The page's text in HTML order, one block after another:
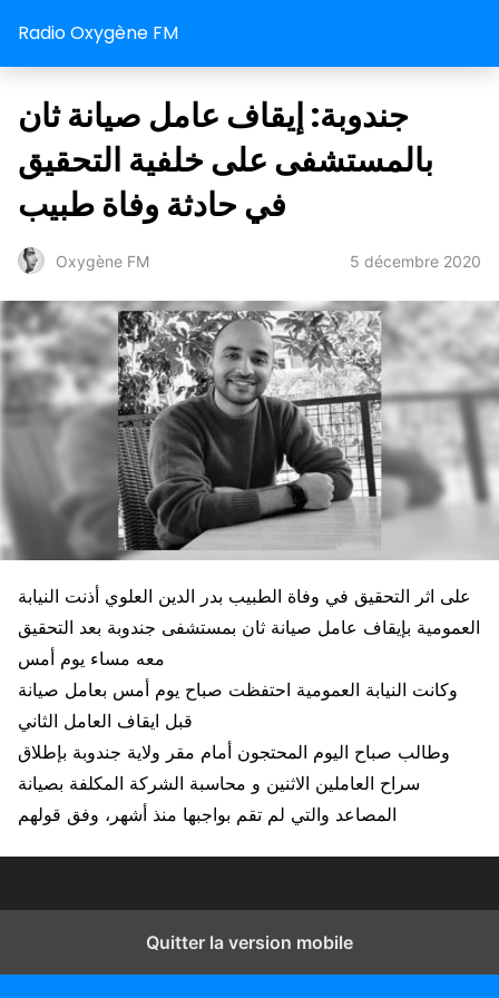
Radio Oxygène FM
جندوبة: إيقاف عامل صيانة ثان
بالمستشفى على خلفية التحقيق
في حادثة وفاة طبيب
Oxygène FM 5 décembre 2020
على اثر التحقيق في وفاة الطبيب بدر الدين العلوي أذنت النيابة
العمومية بإيقاف عامل صيانة ثان بمستشفى جندوبة بعد التحقيق
معه مساء يوم أمس
وكانت النيابة العمومية احتفظت صباح يوم أمس بعامل صيانة
قبل ايقاف العامل الثاني
وطالب صباح اليوم المحتجون أمام مقر ولاية جندوبة بإطلاق
سراح العاملين الاثنين و محاسبة الشركة المكلفة بصيانة
المصاعد والتي لم تقم بواجبها منذ أشهر، وفق قولهم
Quitter la version mobile